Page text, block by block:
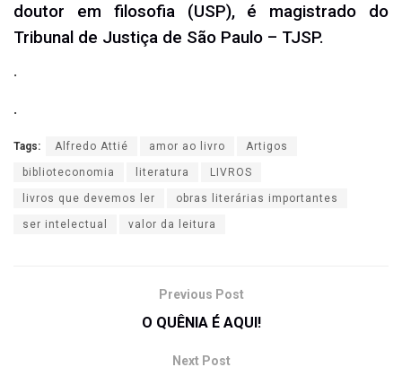
doutor em filosofia (USP), é magistrado do
Tribunal de Justiça de São Paulo – TJSP.
.
.
Tags: Alfredo Attié amor ao livro Artigos
biblioteconomia literatura LIVROS
livros que devemos ler obras literárias importantes
ser intelectual valor da leitura
Previous Post
O QUÊNIA É AQUI!
Next Post